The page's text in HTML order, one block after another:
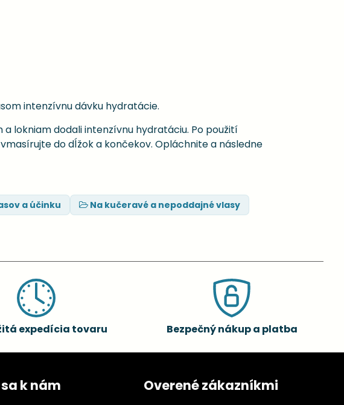
intenzívnu dávku hydratácie.
lokniam dodali intenzívnu hydratáciu. Po použití
do dĺžok a končekov. Opláchnite a následne
a účinku
Na kučeravé a nepoddajné vlasy
expedícia tovaru Bezpečný nákup a platba
k nám Overené zákazníkmi